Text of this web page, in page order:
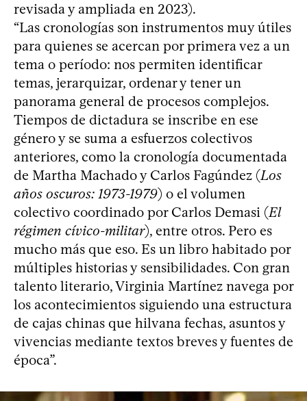
revisada y ampliada en 2023).
“Las cronologías son instrumentos muy útiles
para quienes se acercan por primera vez a un
tema o período: nos permiten identificar
temas, jerarquizar, ordenar y tener un
panorama general de procesos complejos.
Tiempos de dictadura se inscribe en ese
género y se suma a esfuerzos colectivos
anteriores, como la cronología documentada
de Martha Machado y Carlos Fagúndez (Los
años oscuros: 1973-1979) o el volumen
colectivo coordinado por Carlos Demasi (El
régimen cívico-militar), entre otros. Pero es
mucho más que eso. Es un libro habitado por
múltiples historias y sensibilidades. Con gran
talento literario, Virginia Martínez navega por
los acontecimientos siguiendo una estructura
de cajas chinas que hilvana fechas, asuntos y
vivencias mediante textos breves y fuentes de
época”.